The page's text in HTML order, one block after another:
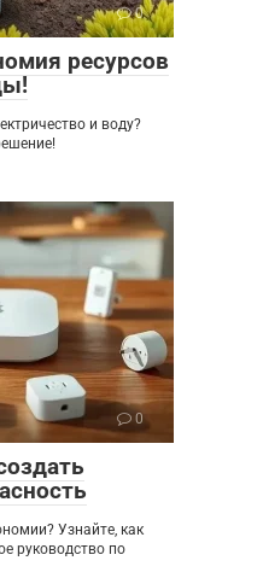
0
ресурсов
и воду?
0
Узнайте, как
руководство по